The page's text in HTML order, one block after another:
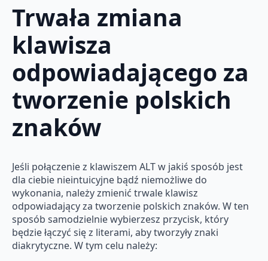
Trwała zmiana
klawisza
odpowiadającego za
tworzenie polskich
znaków
Jeśli połączenie z klawiszem ALT w jakiś sposób jest
dla ciebie nieintuicyjne bądź niemożliwe do
wykonania, należy zmienić trwale klawisz
odpowiadający za tworzenie polskich znaków. W ten
sposób samodzielnie wybierzesz przycisk, który
będzie łączyć się z literami, aby tworzyły znaki
diakrytyczne. W tym celu należy: